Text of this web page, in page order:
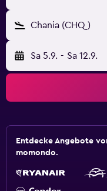
Chania (CHQ)
Sa 5.9. - Sa 12.9.
Entdecke Angebote
momondo.